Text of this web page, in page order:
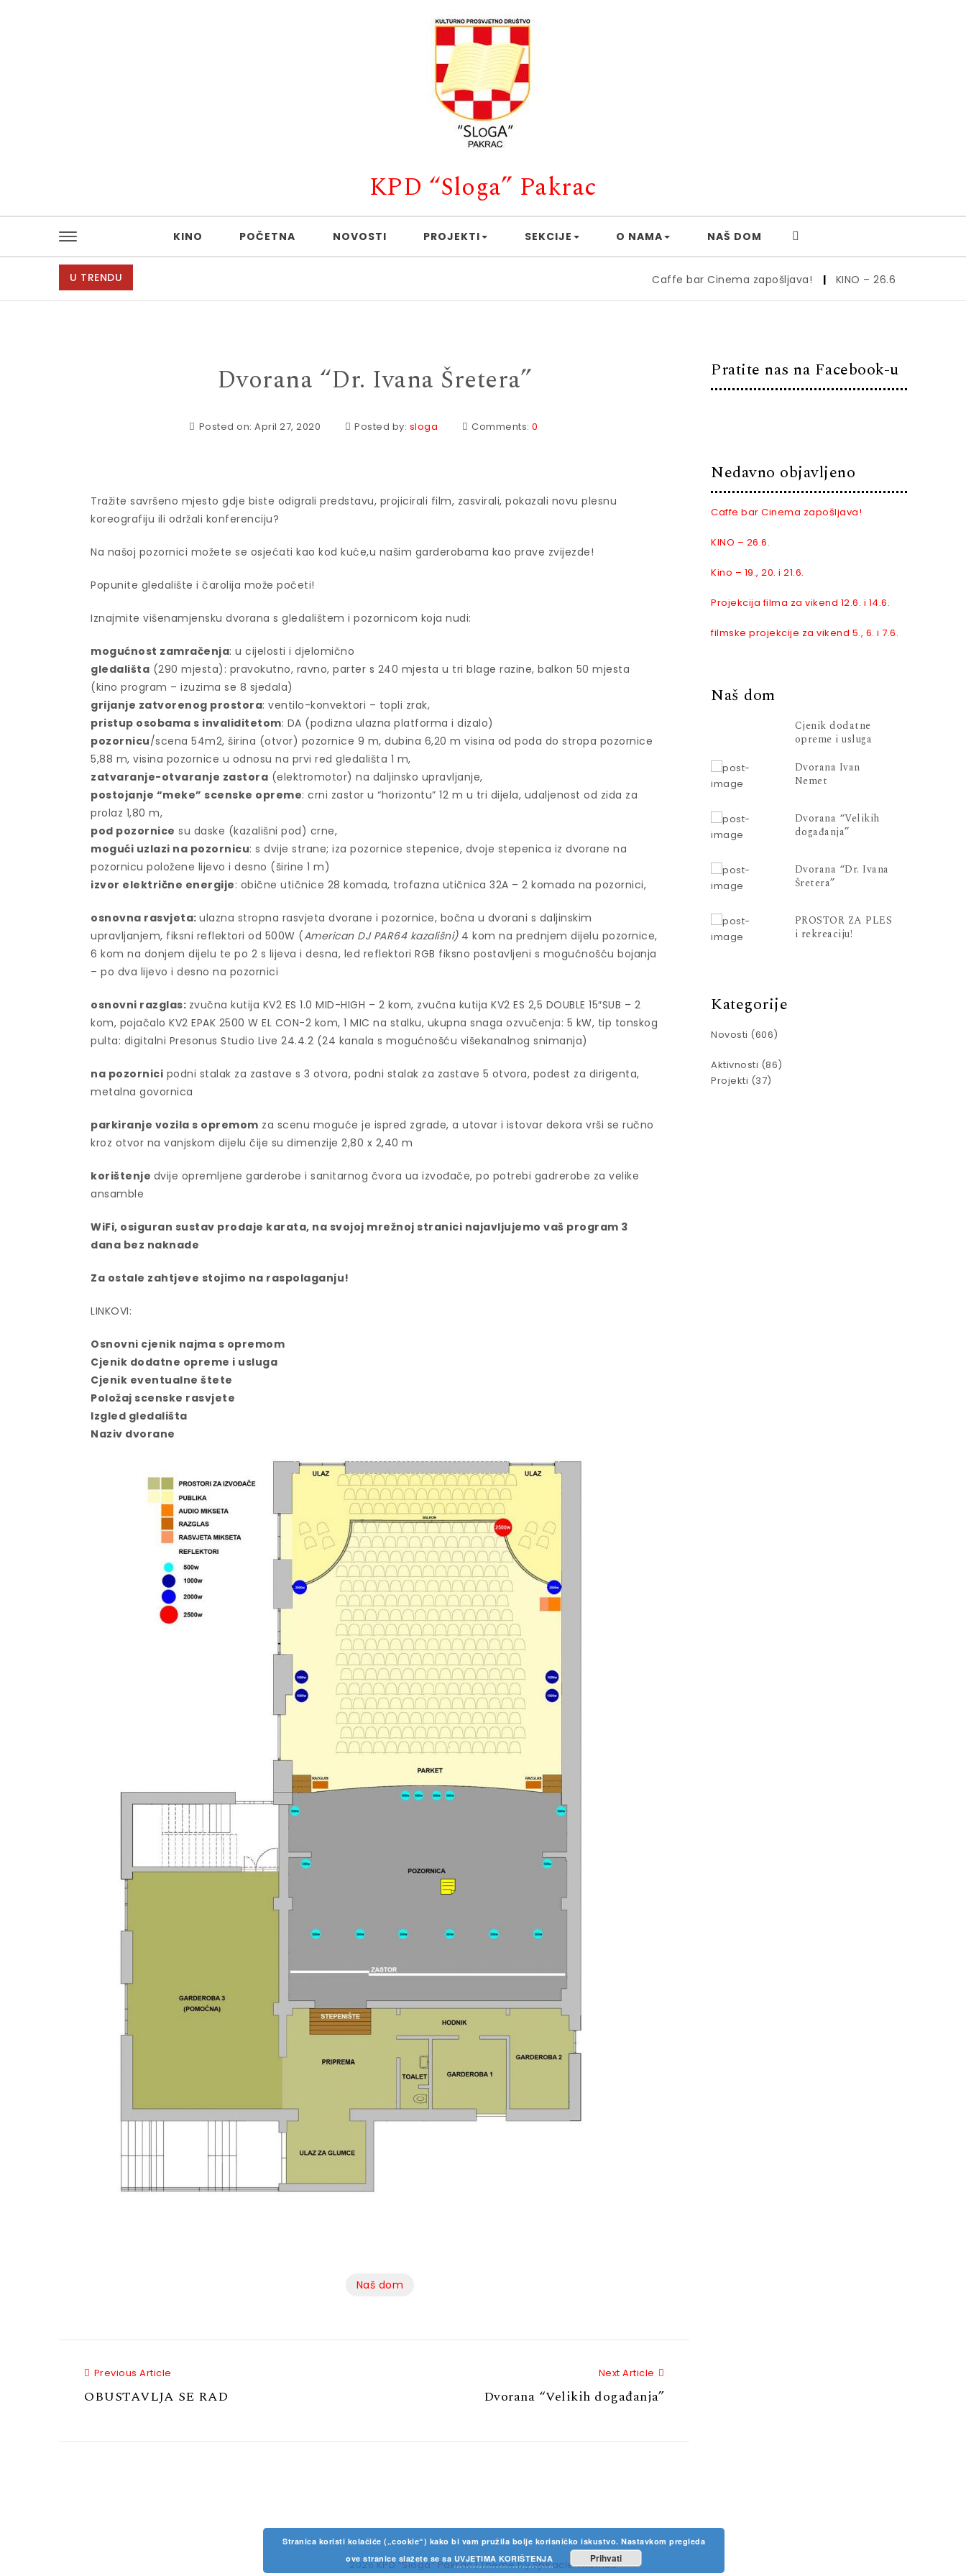
KPD “Sloga” Pakrac
KINO POČETNA NOVOSTI PROJEKTI SEKCIJE O NAMA NAŠ DOM
U TRENDU Caffe bar Cinema zapošljava! | KINO – 26.6. | Kino – 19., 20. i
Dvorana “Dr. Ivana Šretera”
Posted on: April 27, 2020 Posted by: sloga Comments:0
Tražite savršeno mjesto gdje biste odigrali predstavu, projicirali film, zasvirali, pokazali novu plesnu
koreografiju ili održali konferenciju?
Na našoj pozornici možete se osjećati kao kod kuće,u našim garderobama kao prave zvijezde!
Popunite gledalište i čarolija može početi!
Iznajmite višenamjensku dvorana s gledalištem i pozornicom koja nudi:
mogućnost zamračenja: u cijelosti i djelomično
gledališta (290 mjesta): pravokutno, ravno, parter s 240 mjesta u tri blage razine, balkon 50 mjesta
(kino program – izuzima se 8 sjedala)
grijanje zatvorenog prostora: ventilo-konvektori – topli zrak,
pristup osobama s invaliditetom: DA (podizna ulazna platforma i dizalo)
pozornicu/scena 54m2, širina (otvor) pozornice 9 m, dubina 6,20 m visina od poda do stropa pozornice
5,88 m, visina pozornice u odnosu na prvi red gledališta 1 m,
zatvaranje-otvaranje zastora (elektromotor) na daljinsko upravljanje,
postojanje “meke” scenske opreme: crni zastor u “horizontu” 12 m u tri dijela, udaljenost od zida za
prolaz 1,80 m,
pod pozornice su daske (kazališni pod) crne,
mogući uzlazi na pozornicu: s dvije strane; iza pozornice stepenice, dvoje stepenica iz dvorane na
pozornicu položene lijevo i desno (širine 1 m)
izvor električne energije: obične utičnice 28 komada, trofazna utičnica 32A – 2 komada na pozornici,
osnovna rasvjeta:ulazna stropna rasvjeta dvorane i pozornice, bočna u dvorani s daljinskim
upravljanjem, fiksni reflektori od 500W (American DJ PAR64 kazališni)4 kom na prednjem dijelu pozornice,
6 kom na donjem dijelu te po 2 s lijeva i desna, led reflektori RGB fiksno postavljeni s mogućnošću bojanja
– po dva lijevo i desno na pozornici
osnovni razglas: zvučna kutija KV2 ES 1.0 MID-HIGH – 2 kom, zvučna kutija KV2 ES 2,5 DOUBLE 15″SUB – 2
kom, pojačalo KV2 EPAK 2500 W EL CON-2 kom, 1 MIC na stalku, ukupna snaga ozvučenja: 5 kW, tip tonskog
pulta: digitalni Presonus Studio Live 24.4.2 (24 kanala s mogućnošću višekanalnog snimanja)
na pozornici podni stalak za zastave s 3 otvora, podni stalak za zastave 5 otvora, podest za dirigenta,
metalna govornica
parkiranje vozila s opremom za scenu moguće je ispred zgrade, a utovar i istovar dekora vrši se ručno
kroz otvor na vanjskom dijelu čije su dimenzije 2,80 x 2,40 m
korištenje dvije opremljene garderobe i sanitarnog čvora ua izvođače, po potrebi gadrerobe za velike
ansamble
WiFi, osiguran sustav prodaje karata, na svojoj mrežnoj stranici najavljujemo vaš program 3
dana bez naknade
Za ostale zahtjeve stojimo na raspolaganju!
LINKOVI:
Osnovni cjenik najma s opremom
Cjenik dodatne opreme i usluga
Cjenik eventualne štete
Položaj scenske rasvjete
Izgled gledališta
Naziv dvorane
Naš dom
Previous Article
OBUSTAVLJA SE RAD
Next Article
Dvorana “Velikih događanja”
Pratite nas na Facebook-u
Nedavno objavljeno
Caffe bar Cinema zapošljava!
KINO – 26.6.
Kino – 19., 20. i 21.6.
Projekcija filma za vikend 12.6. i 14.6.
filmske projekcije za vikend 5., 6. i 7.6.
Naš dom
Cjenik dodatne
opreme i usluga
Dvorana Ivan
Nemet
Dvorana “Velikih
događanja”
Dvorana “Dr. Ivana
Šretera”
PROSTOR ZA PLES
i rekreaciju!
Kategorije
Novosti (606)
Aktivnosti (86)
Projekti (37)
2026KPD “Sloga” Pakrac | Theme bySpiracle Themes
Stranica koristi kolačiće („cookie“) kako bi vam pružila bolje korisničko iskustvo. Nastavkom pregleda
ove stranice slažete se sa UVJETIMA KORIŠTENJA Prihvati